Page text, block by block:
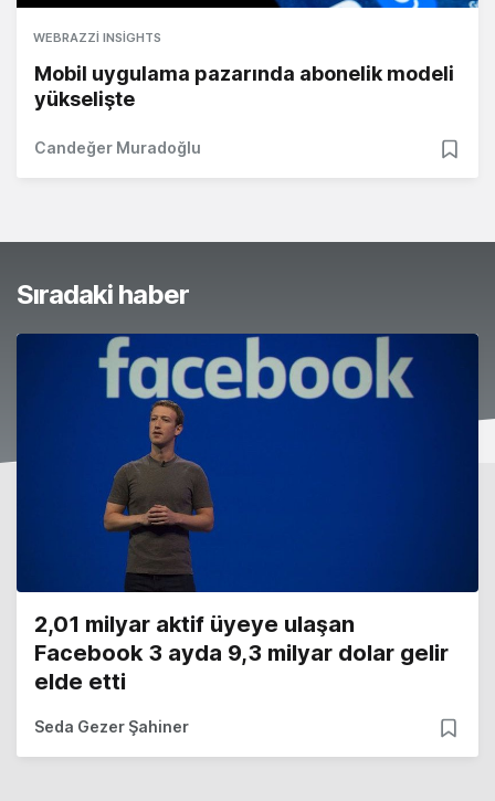
WEBRAZZI INSIGHTS
Mobil uygulama pazarında abonelik modeli
yükselişte
Candeğer Muradoğlu
Sıradaki haber
2,01 milyar aktif üyeye ulaşan
Facebook 3 ayda 9,3 milyar dolar gelir
elde etti
Seda Gezer Şahiner